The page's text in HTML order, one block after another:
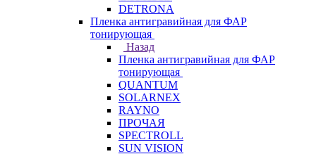
DETRONA
Пленка антигравийная для ФАР
тонирующая
Назад
Пленка антигравийная для ФАР
тонирующая
QUANTUM
SOLARNEX
RAYNO
ПРОЧАЯ
SPECTROLL
SUN VISION